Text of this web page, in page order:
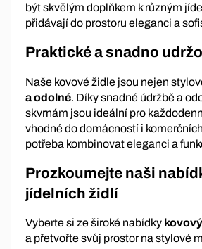
být skvělým doplňkem k různým
přidávají do prostoru eleganci a
Praktické a snadno
Naše kovové židle jsou nejen
a odolné. Díky snadné údržbě a
skvrnám jsou ideální pro
vhodné do domácností i
potřeba kombinovat eleganci a
Prozkoumejte naši
jídelních židlí
Vyberte si ze široké nabídky
a přetvořte svůj prostor na stylové